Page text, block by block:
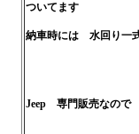
ついてます
納車時には 水回り一
Jeep 専門販売なので